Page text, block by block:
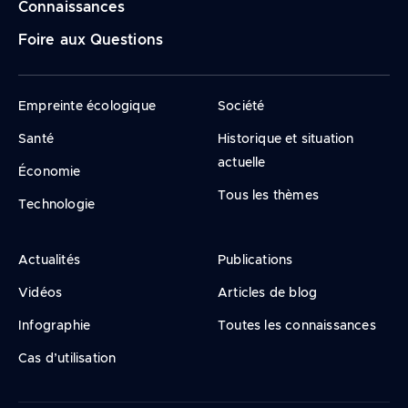
Connaissances
Foire aux Questions
Empreinte écologique
Santé
Économie
Technologie
Société
Historique et situation
actuelle
Tous les thèmes
Actualités
Vidéos
Infographie
Cas d’utilisation
Publications
Articles de blog
Toutes les connaissances